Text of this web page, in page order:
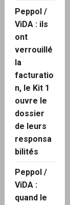
Peppol /
ViDA : ils
ont
verrouillé
la
facturatio
n, le Kit 1
ouvre le
dossier
de leurs
responsa
bilités
Peppol /
ViDA :
quand le